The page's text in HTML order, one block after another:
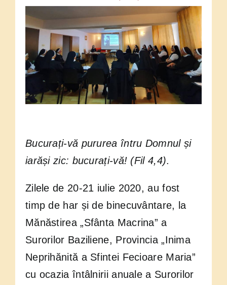
Provinciei
Bucurați-vă pururea întru Domnul și
iarăși zic: bucurați-vă! (Fil 4,4).
Zilele de 20-21 iulie 2020, au fost
timp de har și de binecuvântare, la
Mănăstirea „Sfânta Macrina” a
Surorilor Baziliene, Provincia „Inima
Neprihănită a Sfintei Fecioare Maria”
cu ocazia întâlnirii anuale a Surorilor